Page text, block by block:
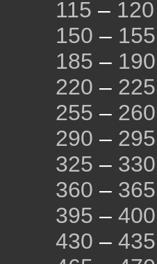
115 – 120
150 – 155
185 – 190
220 – 225
255 – 260
290 – 295
325 – 330
360 – 365
395 – 400
430 – 435